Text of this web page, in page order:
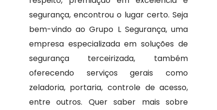
segurança, encontrou o lugar certo. Seja
bem-vindo ao Grupo L Segurança, uma
empresa especializada em soluções de
segurança terceirizada, também
oferecendo serviços gerais como
zeladoria, portaria, controle de acesso,
entre outros. Quer saber mais sobre